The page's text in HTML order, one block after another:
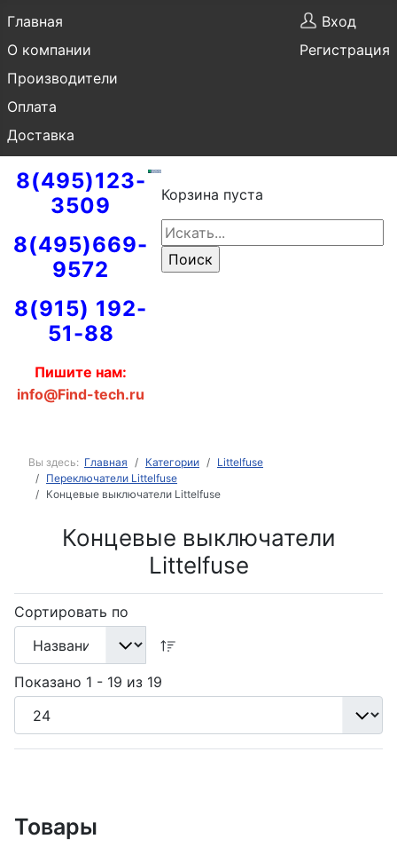
Главная
О компании
Производители
Оплата
Доставка
Вход
Регистрация
8(495)123-
3509
8(495)669-
9572
8(915) 192-
51-88
Пишите нам:
info@Find-tech.ru
Корзина пуста
Вы здесь: Главная Категории
Littelfuse
Переключатели Littelfuse
Концевые выключатели Littelfuse
Концевые выключатели
Littelfuse
Сортировать по
Показано 1 - 19 из 19
Товары